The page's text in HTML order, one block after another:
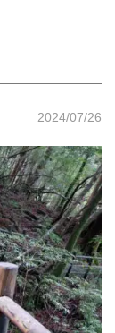
2024/07/26